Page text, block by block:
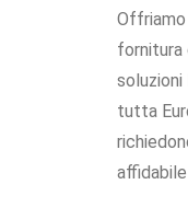
fornitura
tutta